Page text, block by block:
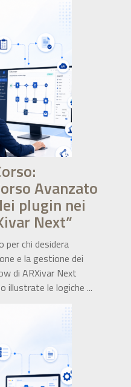
Avanzato
plugin nei
Next”
chi desidera
e la gestione dei
di ARXivar Next
illustrate le logiche ...